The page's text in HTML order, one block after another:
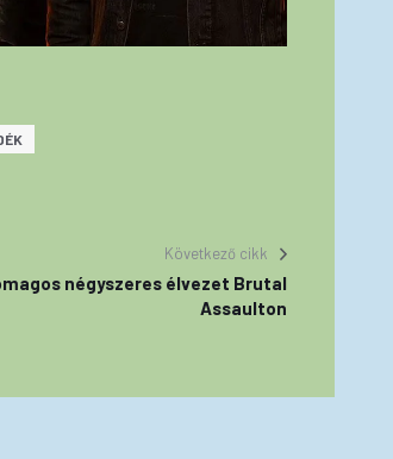
Következő cikk
négyszeres élvezet Brutal
Assaulton